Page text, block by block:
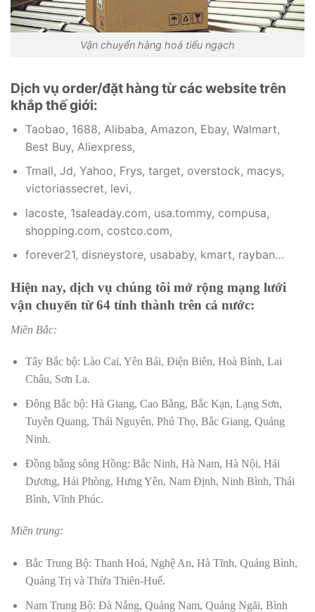
Vận chuyển hàng hoá tiểu ngạch
Dịch vụ order/đặt hàng từ các website trên
khắp thế giới:
Taobao, 1688, Alibaba, Amazon, Ebay, Walmart,
Best Buy, Aliexpress,
Tmall, Jd, Yahoo, Frys, target, overstock, macys,
victoriassecret, levi,
lacoste, 1saleaday.com, usa.tommy, compusa,
shopping.com, costco.com,
forever21, disneystore, usababy, kmart, rayban…
Hiện nay, dịch vụ chúng tôi mở rộng mạng lưới
vận chuyển từ 64 tỉnh thành trên cả nước:
Miền Bắc:
Tây Bắc bộ: Lào Cai, Yên Bái, Điện Biên, Hoà Bình, Lai
Châu, Sơn La.
Đông Bắc bộ: Hà Giang, Cao Bằng, Bắc Kạn, Lạng Sơn,
Tuyên Quang, Thái Nguyên, Phú Thọ, Bắc Giang, Quảng
Ninh.
Đồng bằng sông Hồng: Bắc Ninh, Hà Nam, Hà Nội, Hải
Dương, Hải Phòng, Hưng Yên, Nam Định, Ninh Bình, Thái
Bình, Vĩnh Phúc.
Miền trung:
Bắc Trung Bộ: Thanh Hoá, Nghệ An, Hà Tĩnh, Quảng Bình,
Quảng Trị và Thừa Thiên-Huế.
Nam Trung Bộ: Đà Nẵng, Quảng Nam, Quảng Ngãi, Bình